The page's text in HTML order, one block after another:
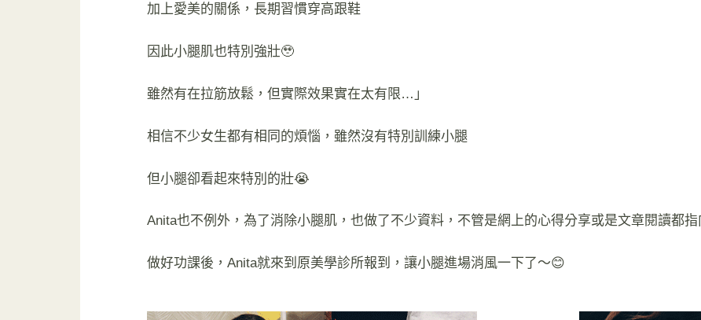
加上愛美的關係，長期習慣穿高跟鞋
因此小腿肌也特別強壯🥹
雖然有在拉筋放鬆，但實際效果實在太有限…」
相信不少女生都有相同的煩惱，雖然沒有特別訓練小腿
但小腿卻看起來特別的壯😭
Anita也不例外，為了消除小腿肌，也做了不少資料，不管是網上的心得分享或是文章閱讀都指
做好功課後，Anita就來到原美學診所報到，讓小腿進場消風一下了～😊